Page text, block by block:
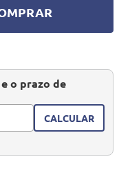
o prazo de
CALCULAR